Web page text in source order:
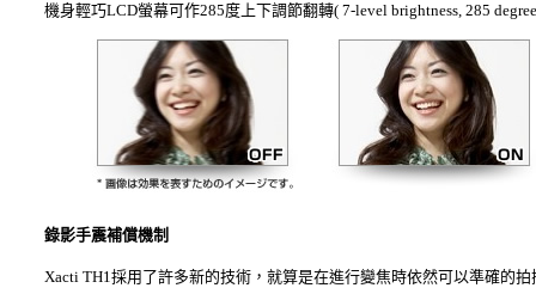
機身輕巧LCD螢幕可作285度上下調節翻轉( 7-level brightness, 285
錄影手震補償機制
Xacti TH1採用了許多新的技術，就算是在進行變焦時依然可以準確的